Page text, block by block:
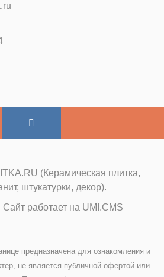
(Керамическая плитка,
штукатурки, декор).
работает на UMI.CMS
предназначена для ознакомления и
не является публичной офертой или